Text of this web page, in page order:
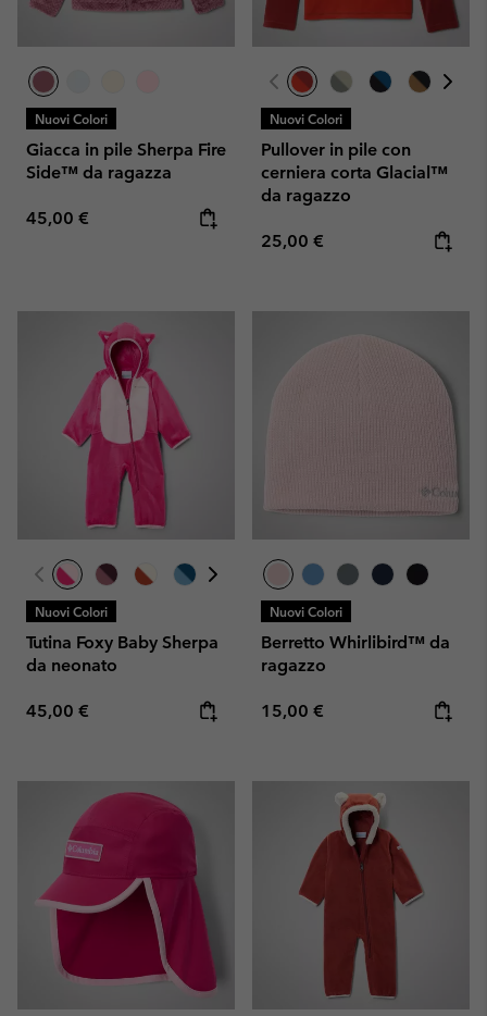
Nuovi Colori
Giacca in pile Sherpa Fire
Side™ da ragazza
Regular price:
45,00 €
Nuovi Colori
Pullover in pile con
cerniera corta Glacial™
da ragazzo
Regular price:
25,00 €
Nuovi Colori
Tutina Foxy Baby Sherpa
da neonato
Regular price:
45,00 €
Nuovi Colori
Berretto Whirlibird™ da
ragazzo
Regular price:
15,00 €